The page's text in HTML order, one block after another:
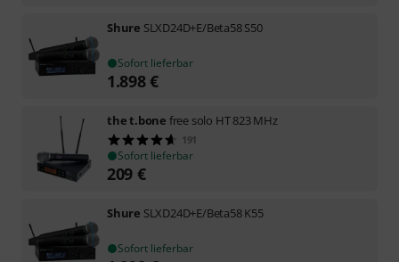
Shure SLXD24D+E/Beta58 S50
Sofort lieferbar
1.898€
the t.bone free solo HT 823 MHz
191
Sofort lieferbar
209 €
Shure SLXD24D+E/Beta58 K55
Sofort lieferbar